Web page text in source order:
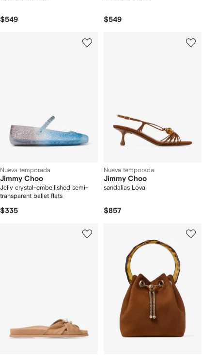
$549 $549
Nueva temporada
Jimmy Choo
Jelly crystal-embellished semi-
transparent ballet flats
$335
Nueva temporada
Jimmy Choo
sandalias Lova
$857